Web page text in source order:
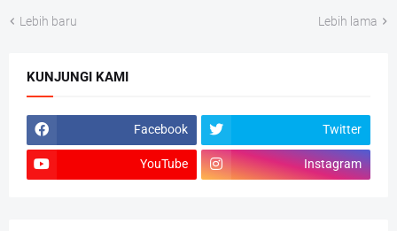
Lebih baru Lebih lama
KUNJUNGI KAMI
Facebook Twitter
YouTube Instagram